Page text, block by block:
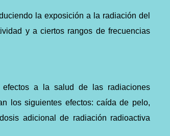
la exposición a la radiación del
y a ciertos rangos de frecuencias
a la salud de las radiaciones
los siguientes efectos: caída de pelo,
adicional de radiación radioactiva